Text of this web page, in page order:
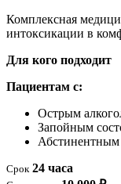
Комплексная
интоксикации в
Для кого подходит
Пациентам с:
Острым
Запойным
Срок 24 часа